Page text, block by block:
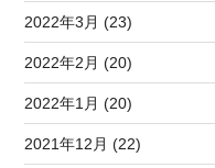
2022年3月 (23)
2022年2月 (20)
2022年1月 (20)
2021年12月 (22)